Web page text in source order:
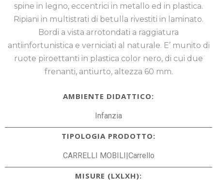
spine in legno, eccentrici in metallo ed in plastica.
Ripiani in multistrati di betulla rivestiti in laminato.
Bordi a vista arrotondati a raggiatura
antiinfortunistica e verniciati al naturale. E’ munito di
ruote piroettanti in plastica color nero, di cui due
frenanti, antiurto, altezza 60 mm.
AMBIENTE DIDATTICO:
Infanzia
TIPOLOGIA PRODOTTO:
CARRELLI MOBILI|Carrello
MISURE (LXLXH):